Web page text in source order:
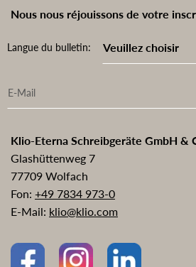
Nous nous réjouissons de votre
Langue du bulletin:
Klio-Eterna Schreibgeräte GmbH &
Glashüttenweg 7
77709 Wolfach
Fon: +49 7834 973-0
E-Mail: klio@klio.com